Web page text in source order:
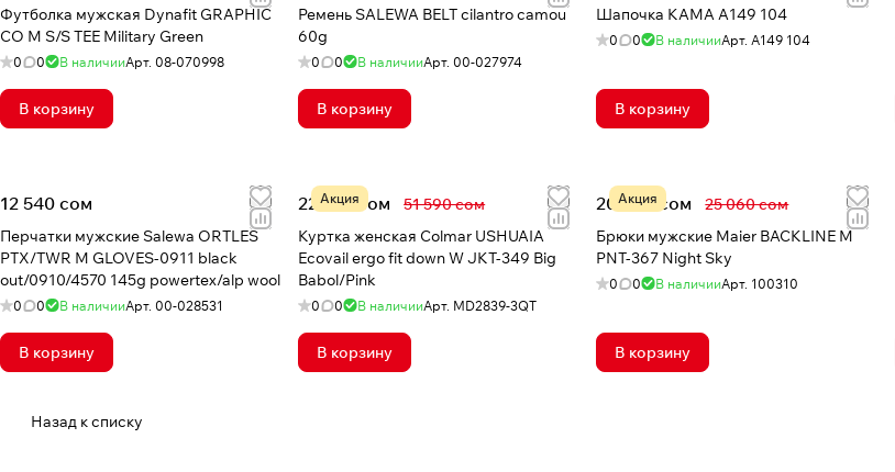
Футболка мужская Dynafit GRAPHIC
CO M S/S TEE Military Green
0 0 В наличииАрт. 08-070998
В корзину
Ремень SALEWA BELT cilantro camou
60g
0 0 В наличииАрт.00-027974
В корзину
Шапочка КАМА A149 104
0 0 В наличииАрт. A149 104
В корзину
12 540 сом
Перчатки мужские Salewa ORTLES
PTX/TWR M GLOVES-0911 black
out/0910/4570 145g powertex/alp wool
0 0 В наличииАрт. 00-028531
В корзину
Акция
22 697 сом
51 590 сом
Куртка женская Colmar USHUAIA
Ecovail ergo fit down W JKT-349 Big
Babol/Pink
0 0 В наличииАрт. MD2839-3QT
В корзину
Акция
20 048 сом
25 060 сом
Брюки мужские Maier BACKLINE M
PNT-367 Night Sky
0 0 В наличииАрт. 100310
В корзину
Назад к списку